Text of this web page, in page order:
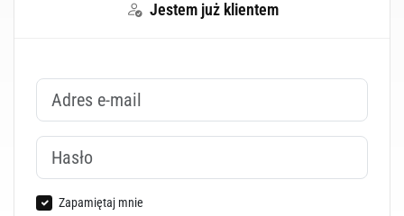
Jestem już klientem
Zapamiętaj mnie